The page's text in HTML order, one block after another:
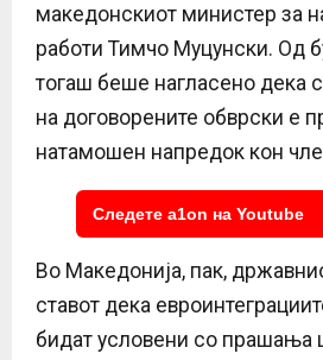
македонскиот министер за
работи Тимчо Муцунски. Од
тогаш беше нагласено дека
на договорените обврски е
натамошен напредок кон
Следете a1on на Youtube
Во Македонија, пак,
ставот дека
бидат условени со прашања